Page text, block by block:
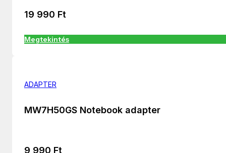
19 990 Ft
Megtekintés
ADAPTER
MW7H50GS Notebook adapter
9 990 Ft